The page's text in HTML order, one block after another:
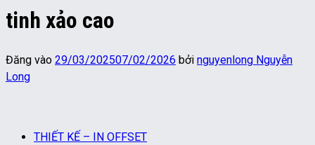
tinh xảo cao
Đăng vào 29/03/202507/02/2026 bởi nguyenlong Nguyễn
Long
THIẾT KẾ – IN OFFSET